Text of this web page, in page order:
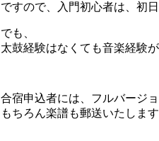
ですので、入門初心者は、初
でも、
太鼓経験はなくても音楽経験
合宿申込者には、フルバージ
もちろん楽譜も郵送いたします